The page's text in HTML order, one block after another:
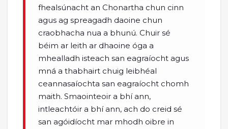
fhealsúnacht an Chonartha chun cinn
agus ag spreagadh daoine chun
craobhacha nua a bhunú. Chuir sé
béim ar leith ar dhaoine óga a
mhealladh isteach san eagraíocht agus
mná a thabhairt chuig leibhéal
ceannasaíochta san eagraíocht chomh
maith. Smaointeoir a bhí ann,
intleachtóir a bhí ann, ach do creid sé
san agóidíocht mar mhodh oibre in